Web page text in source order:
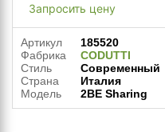
Запросить цену
Артикул
185520
Фабрика
CODUTTI
Стиль
Современный
Страна
Италия
Модель
2BE Sharing